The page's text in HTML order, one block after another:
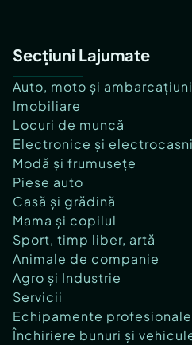
Secțiuni Lajumate
Auto, moto și ambarcațiuni
Imobiliare
Locuri de muncă
Electronice și
Modă și frumusețe
Piese auto
Casă și grădină
Mama și copilul
Sport, timp liber, artă
Animale de companie
Agro și Industrie
Servicii
Echipamente
Închiriere bunuri și